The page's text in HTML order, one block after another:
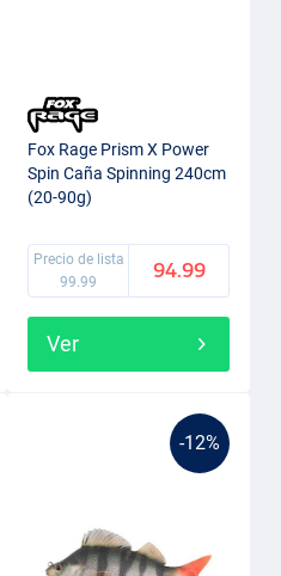
Fox Rage Prism X Power
Spin Caña Spinning 240cm
(20-90g)
Precio de lista
99.99
94.99
Ver
-12%